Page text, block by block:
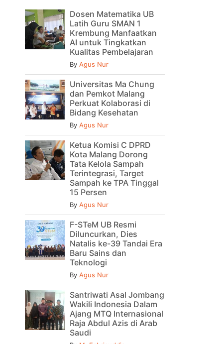
Dosen Matematika UB
Latih Guru SMAN 1
Krembung Manfaatkan
AI untuk Tingkatkan
Kualitas Pembelajaran
By Agus Nur
Universitas Ma Chung
dan Pemkot Malang
Perkuat Kolaborasi di
Bidang Kesehatan
By Agus Nur
Ketua Komisi C DPRD
Kota Malang Dorong
Tata Kelola Sampah
Terintegrasi, Target
Sampah ke TPA Tinggal
15 Persen
By Agus Nur
F-STeM UB Resmi
Diluncurkan, Dies
Natalis ke-39 Tandai Era
Baru Sains dan
Teknologi
By Agus Nur
Santriwati Asal Jombang
Wakili Indonesia Dalam
Ajang MTQ Internasional
Raja Abdul Azis di Arab
Saudi